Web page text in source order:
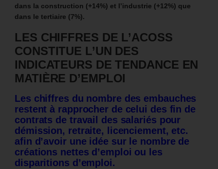
dans la construction (+14%) et l’industrie (+12%) que
dans le tertiaire (7%).
LES CHIFFRES DE L’ACOSS
CONSTITUE L’UN DES
INDICATEURS DE TENDANCE EN
MATIÈRE D’EMPLOI
Les chiffres du nombre des embauches
restent à rapprocher de celui des fin de
contrats de travail des salariés pour
démission, retraite, licenciement, etc.
afin d’avoir une idée sur le nombre de
créations nettes d’emploi ou les
disparitions d’emploi.